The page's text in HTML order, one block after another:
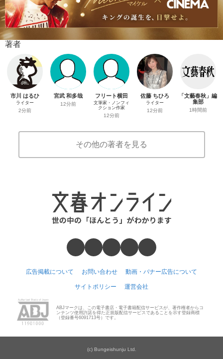
著者
市川 はるひ
ライター
2分前
宮武 和多哉
12分前
フリート横田
文筆家・ノンフィ
クション作家
12分前
佐藤 ちひろ
ライター
12分前
「文藝春秋」編
集部
1時間前
その他の著者を見る
広告掲載について お問い合わせ 動画・バナー広告について
サイトポリシー 運営会社
ABJマークは、この電子書店・電子書籍配信サービスが、著作権者からコ
ンテンツ使用許諾を得た正規版配信サービスであることを示す登録商標
（登録番号6091713号）です。
(c) Bungeishunju Ltd.